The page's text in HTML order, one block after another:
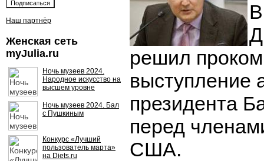
Наш партнёр
Женская сеть
myJulia.ru
Ночь музеев 2024.
Народное искусство на
высшем уровне
Ночь музеев 2024. Бал
с Пушкиным
Конкурс «Лучший
пользователь марта»
на Diets.ru
решил
выступление
президента
перед
США.